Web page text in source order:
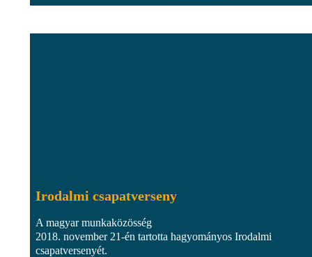
Irodalmi csapatverseny
A magyar munkaközösség
2018. november 21-én tartotta hagyományos Irodalmi
csapatversenyét.